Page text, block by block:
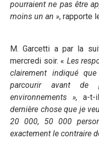
pourraient ne pas être
moins un an », rapporte
M. Garcetti a par la
mercredi soir. « Les
clairement indiqué
parcourir avant de
environnements », a-t-
dernière chose que je
20 000, 50 000
exactement le contraire